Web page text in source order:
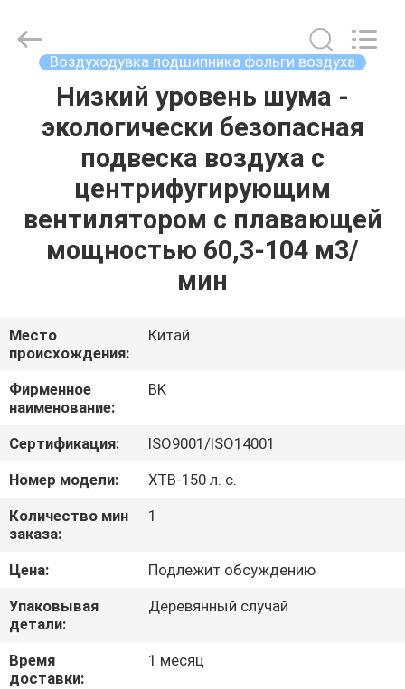
ДОМ
ПРОДУКТЫ
РОЛИКИ
ПУТЕШЕСТВИЕ
ФАБРИКИ
ПРОВЕРКА
КАЧЕСТВА
СВЯЖИТЕСЬ
МЫ
СПРОСИТЕ
ЦИТАТУ
(Jiangsu)
Воздуходувка подшипника фольги воздуха
Низкий уровень шума -
экологически безопасная
подвеска воздуха с
центрифугирующим
вентилятором с плавающей
мощностью 60,3-104 м3/
мин
Место
происхождения:
Китай
Фирменное
наименование:
BK
Сертификация:
ISO9001/ISO14001
Номер модели:
XTB-150 л. с.
Количество мин
заказа:
1
Цена:
Подлежит обсуждению
Упаковывая
детали:
Деревянный случай
Время
доставки:
1 месяц